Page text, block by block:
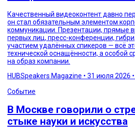
Качественный видеоконтент давно
он стал обязательным элементом
коммуникации. Презентации, прямые
первых лиц, пресс-конференции,
участием удалённых спикеров — всё
технической оснащённости, а особой
на образ компании.
HUBSpeakers Magazine • 31 июля 2026 •
Событие
В Москве говорили о
стыке науки и искусства